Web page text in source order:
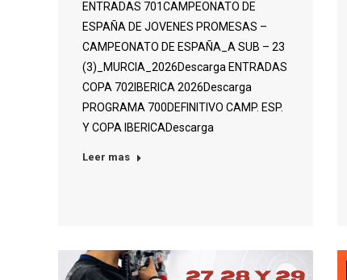
ENTRADAS 701CAMPEONATO DE
ESPAÑA DE JOVENES PROMESAS –
CAMPEONATO DE ESPAÑA_A SUB – 23
(3)_MURCIA_2026Descarga ENTRADAS
COPA 702IBERICA 2026Descarga
PROGRAMA 700DEFINITIVO CAMP. ESP.
Y COPA IBERICADescarga
Leer mas